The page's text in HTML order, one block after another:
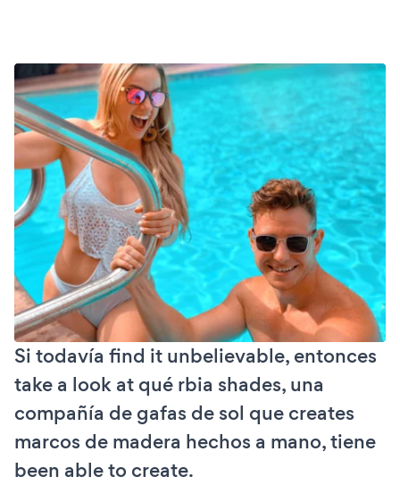
Si todavía find it unbelievable, entonces
take a look at qué rbia shades, una
compañía de gafas de sol que creates
marcos de madera hechos a mano, tiene
been able to create.